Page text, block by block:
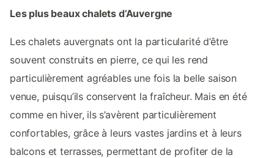
Les plus beaux chalets d’Auvergne
Les chalets auvergnats ont la particularité d’être
souvent construits en pierre, ce qui les rend
particulièrement agréables une fois la belle saison
venue, puisqu’ils conservent la fraîcheur. Mais en été
comme en hiver, ils s’avèrent particulièrement
confortables, grâce à leurs vastes jardins et à leurs
balcons et terrasses, permettant de profiter de la